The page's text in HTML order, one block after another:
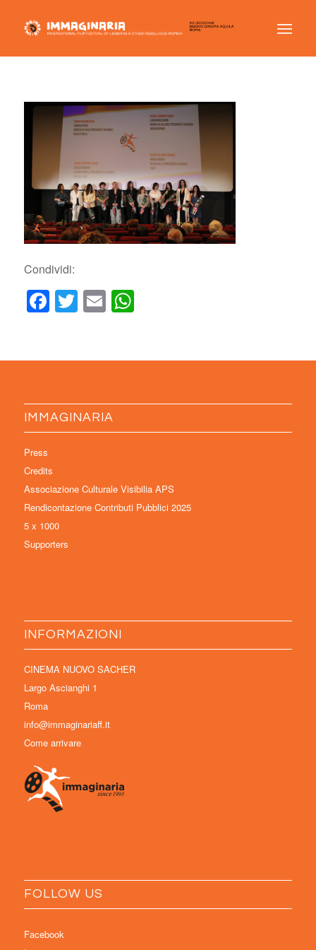
Condividi:
Facebook
Twitter
EmailWhatsApp
IMMAGINARIA
Press
Credits
Associazione Culturale Visibilia APS
Rendicontazione Contributi Pubblici 2025
5 x 1000
Supporters
INFORMAZIONI
CINEMA NUOVO SACHER
Largo Ascianghi 1
Roma
info@immaginariaff.it
Come arrivare
FOLLOW US
Facebook